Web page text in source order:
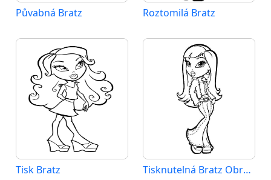
Půvabná Bratz Roztomilá Bratz
Tisk Bratz Tisknutelná Bratz Obrázek pro Děti